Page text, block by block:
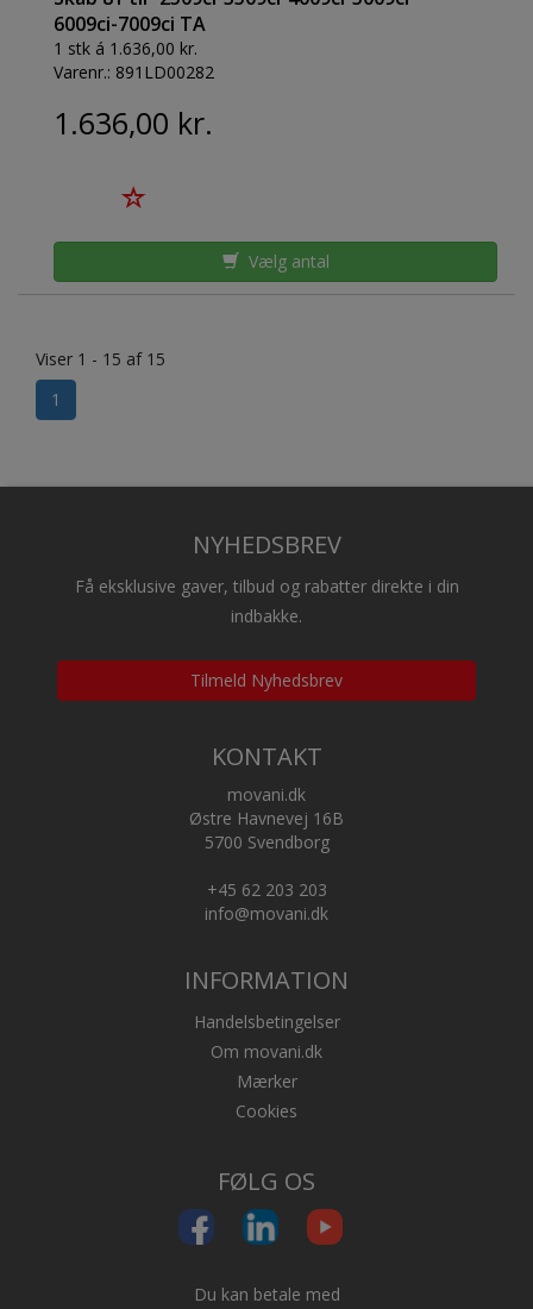
6009ci-7009ci TA
1 stk á 1.636,00 kr.
Varenr.: 891LD00282
1.636,00 kr.
Vælg antal
Viser 1 - 15 af 15
1
NYHEDSBREV
Få eksklusive gaver, tilbud og rabatter direkte i din
indbakke.
Tilmeld Nyhedsbrev
KONTAKT
movani.dk
Østre Havnevej 16B
5700 Svendborg
+45 62 203 203
info@movani.dk
INFORMATION
Handelsbetingelser
Om movani.dk
Mærker
Cookies
FØLG OS
Du kan betale med